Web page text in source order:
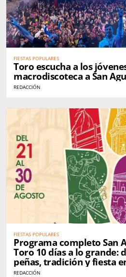
FIESTAS POPULARES
Toro escucha a los
macrodiscoteca a San
REDACCIÓN
FIESTAS POPULARES
Programa completo San
Toro 10 días a lo grande:
peñas, tradición y fiesta
REDACCIÓN